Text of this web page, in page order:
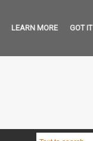
LEARN MORE GOT IT